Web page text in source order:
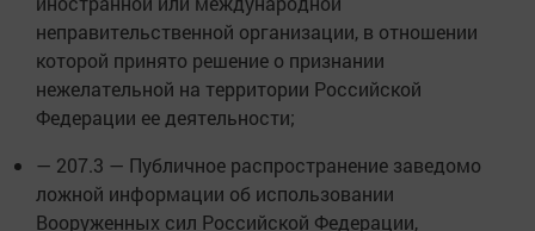
неправительственной организации, в отношении
которой принято решение о признании
нежелательной на территории Российской
Федерации ее деятельности;
— 207.3 — Публичное распространение заведомо
ложной информации об использовании
Вооруженных сил Российской Федерации,